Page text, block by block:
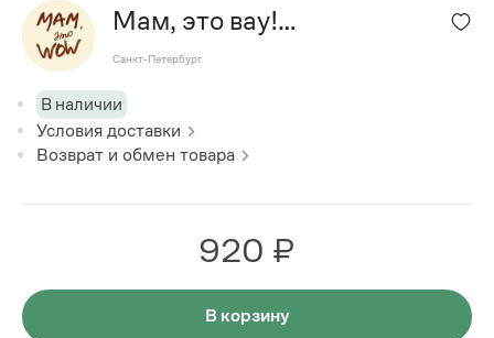
Мам, это вау!
(MOMITWOW)
Санкт-Петербург
В наличии
Условия доставки
Возврат и обмен товара
920 ₽
В корзину